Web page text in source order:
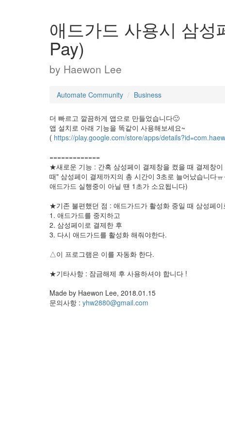
애드가드 사용시 삼성
Pay)
by Haewon Lee
Automate Community Business
더 빠르고 깔끔하게 앱으로 만들었습니다🙂
앱 설치로 아래 기능을 똑같이 사용해보세요~
( https://play.google.com/store/apps/
=============
★새로운 기능 : 간혹 삼성페이 결제창을 켰을 때 결제창
때" 삼성페이 결제까지의 총 시간이 3초로 늘어났습니다ㅠ
애드가드 실행중이 아닐 땐 1초가 소요됩니다)
★기존 불편했던 점 : 애드가드가 활성화 중일 때 삼성페이
1. 애드가드를 중지하고
2. 삼성페이로 결제한 후
3. 다시 애드가드를 활성화 해줘야한다.
△이 프로그램은 이를 자동화 한다.
★기타사항 : 잠금해제 후 사용하셔야 합니다 !
Made by Haewon Lee, 2018.01.15
문의사항 : yhw2880@gmail.com